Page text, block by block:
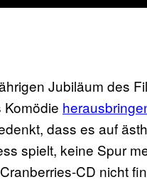
Jubiläum des
dass es auf
spielt, keine Spur
CD nicht